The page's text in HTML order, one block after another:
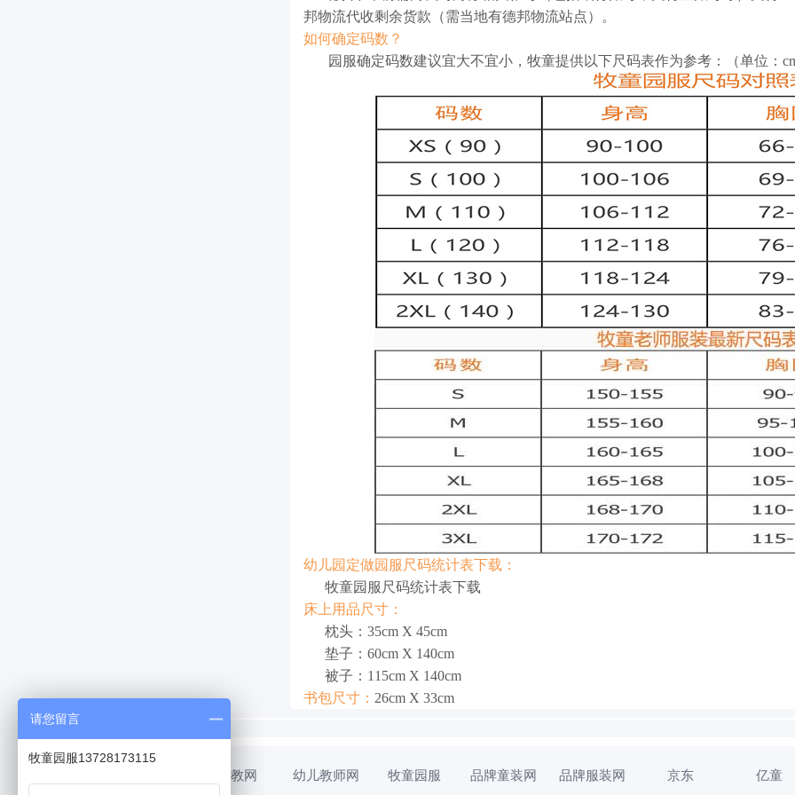
邦物流代收剩余货款（需当地有德邦物流站点）。
如何确定码数？
园服确定码数建议宜大不宜小，牧童提供以下尺码表作为参考：（单位：
幼儿园定做园服尺码统计表下载：
牧童园服尺码统计表下载
床上用品尺寸：
枕头：35cm X 45cm
垫子：60cm X 140cm
被子：115cm X 140cm
书包尺寸： 26cm X 33cm
幼教网 幼儿教师网 牧童园服 品牌童装网 品牌服装网 京东 亿童
请您留言
牧童园服13728173115